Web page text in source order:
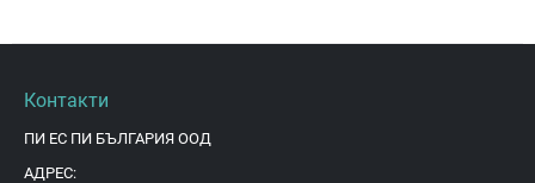
Контакти
ПИ ЕС ПИ БЪЛГАРИЯ ООД
АДРЕС: